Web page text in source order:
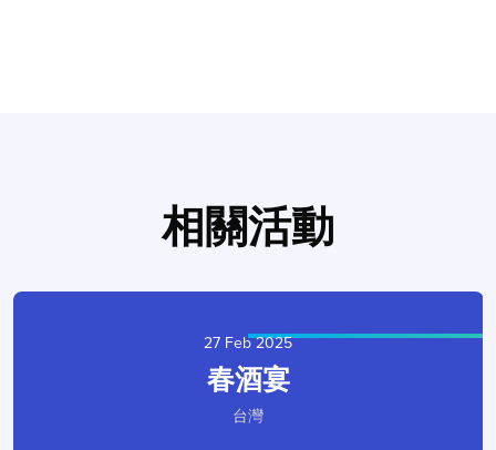
相關活動
27 Feb 2025
春酒宴
台灣